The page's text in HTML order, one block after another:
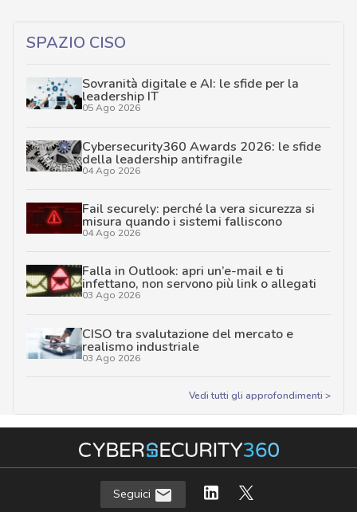
SPAZIO CISO
Sovranità digitale e AI: le sfide per la
leadership IT
05 Ago 2026
Cybersecurity360 Awards 2026: le sfide
della leadership antifragile
04 Ago 2026
Fail securely: perché la vera sicurezza si
misura quando i sistemi falliscono
04 Ago 2026
Falla in Outlook: apri un’e-mail e ti
infettano, non servono più link o allegati
03 Ago 2026
CISO tra svalutazione del mercato e
realismo industriale
03 Ago 2026
Vedi tutti gli approfondimenti >
Seguici